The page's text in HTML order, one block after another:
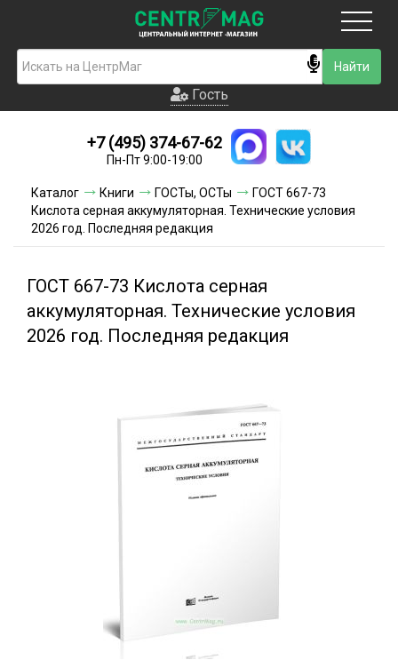
Гость
Новинки
Условия доставки
Условия оплаты
Акции и скидки
Гость
+7 (495) 374-67-62
Пн-Пт 9:00-19:00
Каталог Книги ГОСТы, ОСТы
ГОСТ 667-73
Кислота серная аккумуляторная. Технические условия
2026 год. Последняя редакция
ГОСТ 667-73 Кислота серная
аккумуляторная. Технические условия
2026 год. Последняя редакция